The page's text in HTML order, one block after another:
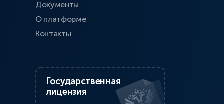
Документы
О платформе
Контакты
Государственная
лицензия